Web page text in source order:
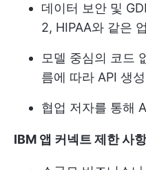
데이터 보안 및
2, HIPAA와 같은
모델 중심의 코드
름에 따라 API 생성
협업 저자를 통해
IBM 앱 커넥트 제한 사항